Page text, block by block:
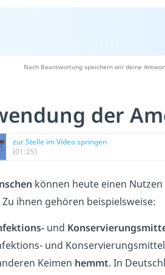
Nach Beantwortung speichern wir deine
der
zur Stelle im Video springen
(01:25)
können heute einen
ihnen gehören beispielsweise:
und
und
Keimen hemmt. In